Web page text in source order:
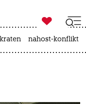

taz zahl ich
nahost-konflikt